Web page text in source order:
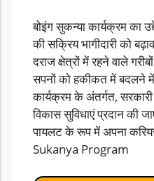
बोइंग सुकन्या कार्यक्रम का
की सक्रिय भागीदारी को
दराज क्षेत्रों में रहने वाले
सपनों को हकीकत में बदलने
कार्यक्रम के अंतर्गत,
विकास सुविधाएं प्रदान की
पायलट के रूप में अपना
Sukanya Program